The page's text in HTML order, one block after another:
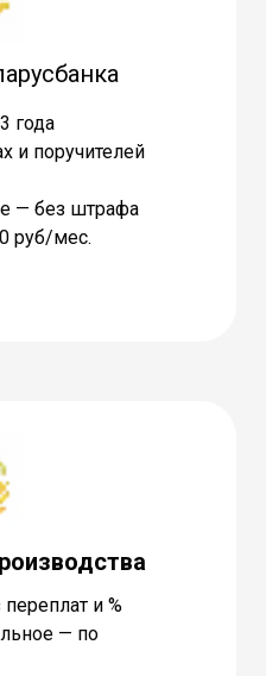
года
и поручителей
— без штрафа
руб/мес.
и %
— по